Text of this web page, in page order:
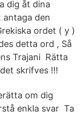
dig åt dina
den
ordet ( y )
detta ord , Så
Trajani Rätta
skrifves !!!
om dig
enkla svar Ta